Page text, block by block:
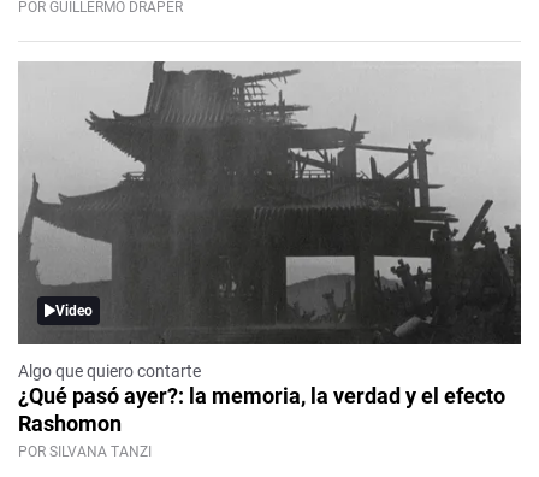
POR GUILLERMO DRAPER
Video
Algo que quiero contarte
¿Qué pasó ayer?: la memoria, la verdad y el efecto
Rashomon
POR SILVANA TANZI